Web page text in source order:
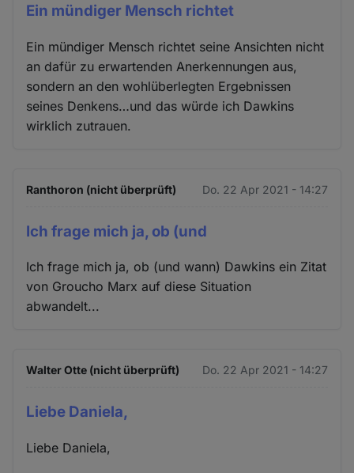
Ein mündiger Mensch richtet
Ein mündiger Mensch richtet seine Ansichten nicht
an dafür zu erwartenden Anerkennungen aus,
sondern an den wohlüberlegten Ergebnissen
seines Denkens…und das würde ich Dawkins
wirklich zutrauen.
Ranthoron (nicht überprüft) Do. 22 Apr 2021 - 14:27
Ich frage mich ja, ob (und
Ich frage mich ja, ob (und wann) Dawkins ein Zitat
von Groucho Marx auf diese Situation
abwandelt...
Walter Otte (nicht überprüft) Do. 22 Apr 2021 - 14:27
Liebe Daniela,
Liebe Daniela,